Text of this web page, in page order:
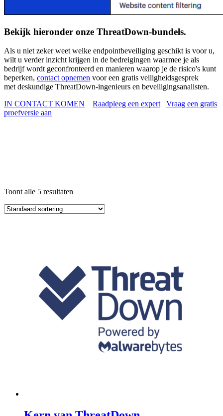
Bekijk hieronder onze ThreatDown-bundels.
Als u niet zeker weet welke endpointbeveiliging geschikt is voor u,
wilt u verderinzicht krijgen in de bedreigingen waarmee je als
bedrijf wordt geconfronteerd en manieren waarop je de risico's kunt
beperken, contact opnemen voor een gratis veiligheidsgesprek
met deskundige ThreatDown-ingenieurs en beveiligingsanalisten.
IN CONTACT KOMEN
Raadpleeg een expert
Vraag een gratis
proefversie aan
Toont alle 5 resultaten